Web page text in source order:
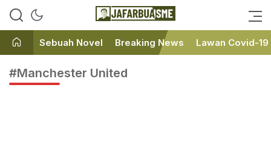
JafarBua
Ini bukan Media Online, Ini
Sebuah Novel Breaking News Lawan Covid-19
#Manchester United